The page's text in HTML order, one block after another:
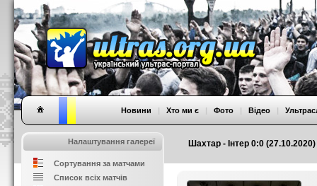
Шахтар - Інтер 0:0 (27.10.2020)
Новини | Хто ми є | Фото | Відео |
Налаштування галереї
Сортування за матчами
Список всіх матчів